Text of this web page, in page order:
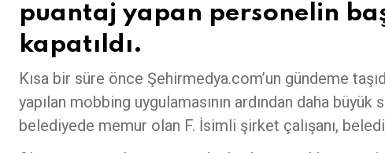
puantaj yapan personelin
kapatıldı.
Kısa bir süre önce Şehirmedya.com’un gündeme
yapılan mobbing uygulamasının ardından daha
belediyede memur olan F. İsimli şirket çalışanı,